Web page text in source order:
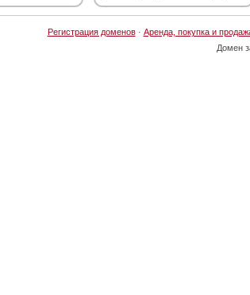
Регистрация доменов· Аренда, покупка и
Домен